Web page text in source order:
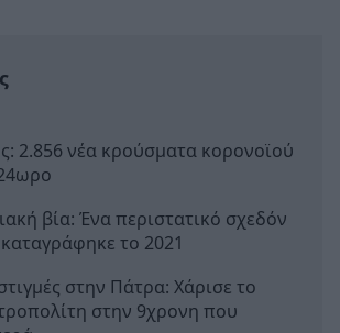
2.856 νέα κρούσματα κορονοϊού
βία: Ένα περιστατικό σχεδόν
το 2021
στην Πάτρα: Χάρισε το
στην 9χρονη που